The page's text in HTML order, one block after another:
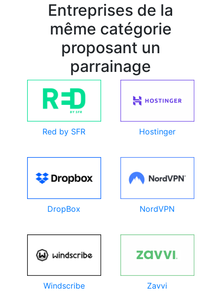
Entreprises de la
même catégorie
proposant un
parrainage
Red by SFR Hostinger
DropBox NordVPN
Windscribe Zavvi